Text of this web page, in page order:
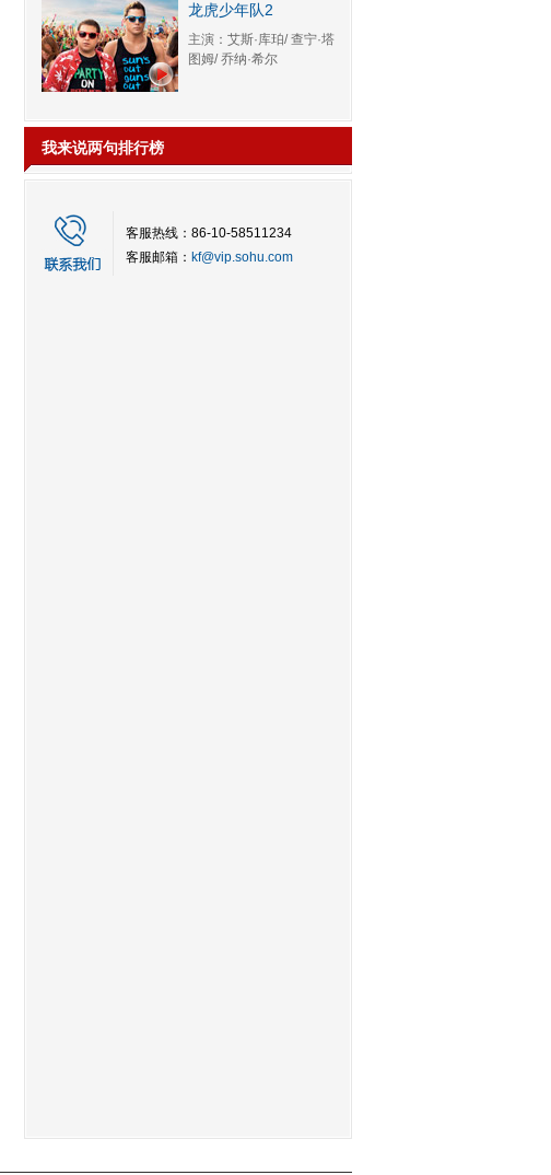
龙虎少年队2
主演：艾斯·库珀/ 查宁·塔
图姆/ 乔纳·希尔
我来说两句排行榜
客服热线：86-10-58511234
客服邮箱： kf@vip.sohu.com